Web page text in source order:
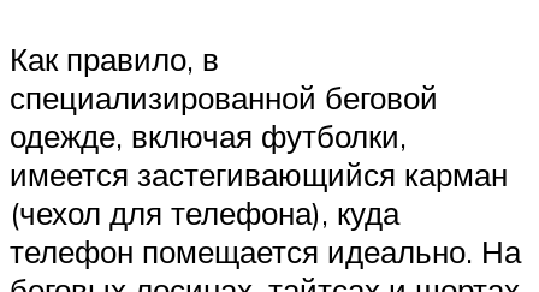
Как правило, в
специализированной беговой
одежде, включая футболки,
имеется застегивающийся карман
(чехол для телефона), куда
телефон помещается идеально. На